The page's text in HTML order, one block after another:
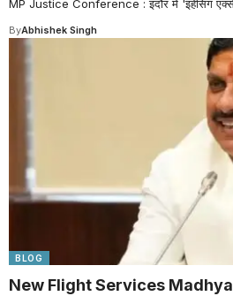
MP Justice Conference : इंदौर में 'इंहेंसिंग
ByAbhishek Singh
BLOG
New Flight Services Madhya